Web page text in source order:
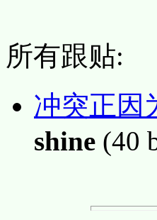
所有跟贴:
冲突正因
shine (40